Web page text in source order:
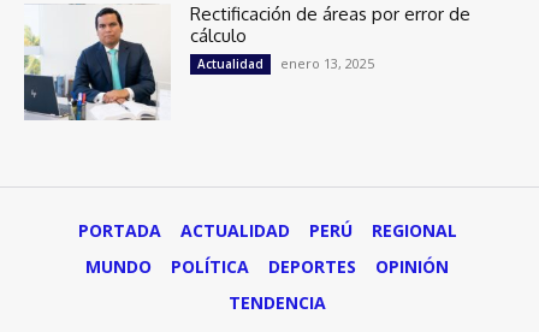
Rectificación de áreas por error de
cálculo
Actualidad enero 13, 2025
PORTADA ACTUALIDAD PERÚ
REGIONAL
MUNDO
POLÍTICA DEPORTES
OPINIÓN
TENDENCIA